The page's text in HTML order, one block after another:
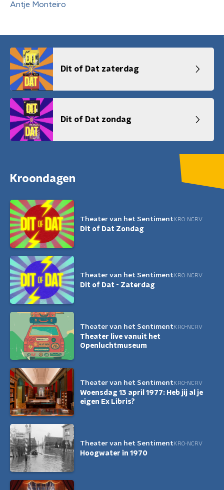
Antje Monteiro
Dit of Dat zaterdag
Dit of Dat zondag
Kroondagen
Theater van het Sentiment KRO-NCRV
Dit of Dat Zondag
Theater van het Sentiment KRO-NCRV
Dit of Dat - Zaterdag
Theater van het Sentiment KRO-NCRV
Theater live vanuit het
Openluchtmuseum
Theater van het Sentiment KRO-NCRV
Woensdag 13 april 1977: Heb jij al je
eigen Ex Libris?
Theater van het Sentiment KRO-NCRV
Hoogwater in 1970